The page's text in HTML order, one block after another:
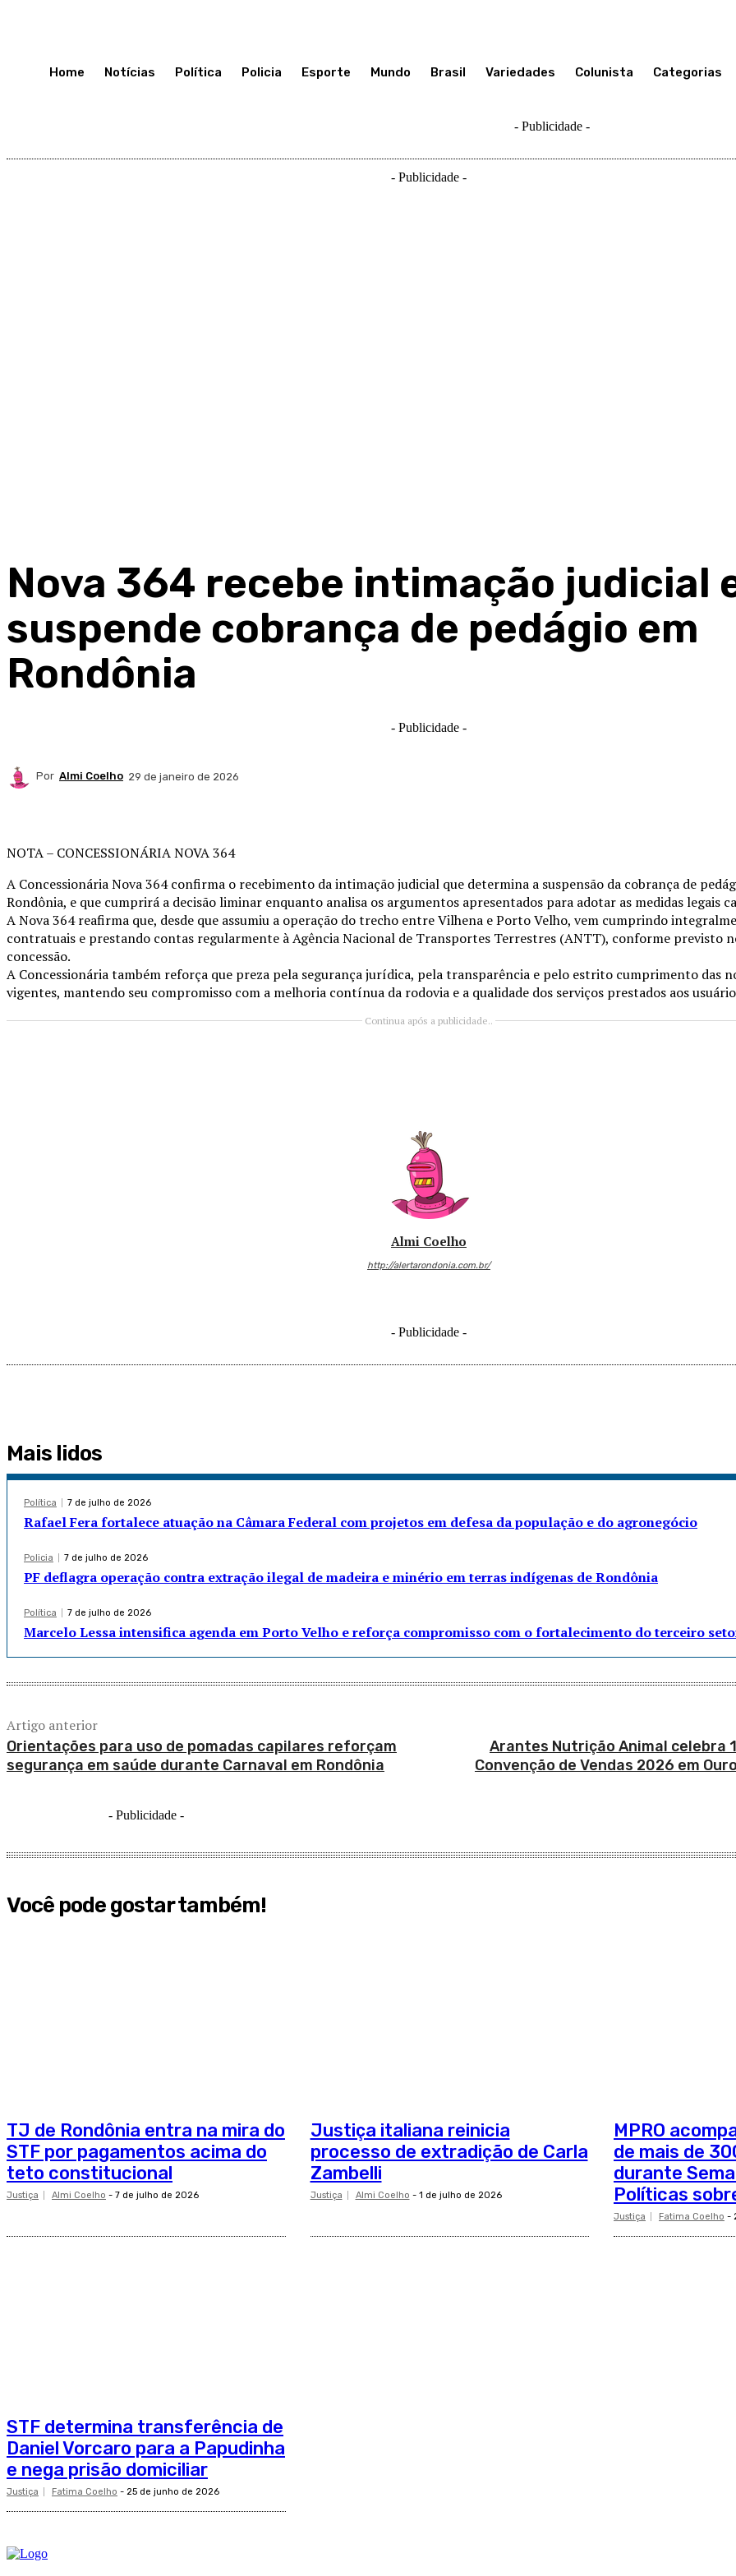
Home Notícias Política Policia Esporte Mundo Brasil Variedades Colunista Categorias
- Publicidade -
- Publicidade -
Nova 364 recebe intimação judicial
suspende cobrança de pedágio em
Rondônia
- Publicidade -
Por Almi Coelho 29 de janeiro de 2026
NOTA – CONCESSIONÁRIA NOVA 364
A Concessionária Nova 364 confirma o recebimento da intimação judicial que determina a suspensão da cobrança de
Rondônia, e que cumprirá a decisão liminar enquanto analisa os argumentos apresentados para adotar as medidas legais
A Nova 364 reafirma que, desde que assumiu a operação do trecho entre Vilhena e Porto Velho, vem cumprindo
contratuais e prestando contas regularmente à Agência Nacional de Transportes Terrestres (ANTT), conforme previsto
concessão.
A Concessionária também reforça que preza pela segurança jurídica, pela transparência e pelo estrito cumprimento das
vigentes, mantendo seu compromisso com a melhoria contínua da rodovia e a qualidade dos serviços prestados aos
Continua após a publicidade..
Almi Coelho
http://alertarondonia.com.br/
- Publicidade -
Mais lidos
Política 7 de julho de 2026
Rafael Fera fortalece atuação na Câmara Federal com projetos em defesa da população e do agronegócio
Policia 7 de julho de 2026
PF deflagra operação contra extração ilegal de madeira e minério em terras indígenas de Rondônia
Política 7 de julho de 2026
Marcelo Lessa intensifica agenda em Porto Velho e reforça compromisso com o fortalecimento do terceiro
Artigo anterior
Orientações para uso de pomadas capilares reforçam
segurança em saúde durante Carnaval em Rondônia
Arantes Nutrição Animal celebra
Convenção de Vendas 2026 em
- Publicidade -
Você pode gostar também!
TJ de Rondônia entra na mira do
STF por pagamentos acima do
teto constitucional
Justiça Almi Coelho - 7 de julho de 2026
Justiça italiana reinicia
processo de extradição de Carla
Zambelli
Justiça Almi Coelho - 1 de julho de 2026
MPRO
de mais de
durante
Políticas
Justiça Fatima Coelho -
STF determina transferência de
Daniel Vorcaro para a Papudinha
e nega prisão domiciliar
Justiça Fatima Coelho - 25 de junho de 2026